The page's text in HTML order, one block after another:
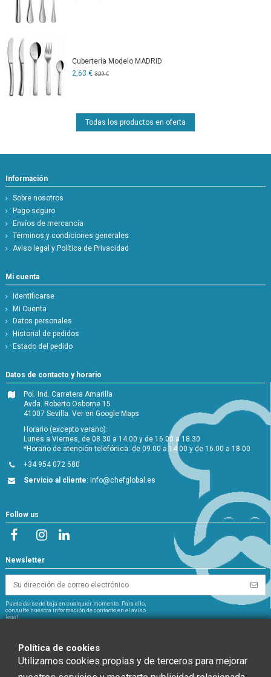
Cubertería Modelo MADRID
2,63 € 3,09 €
Todas los productos en oferta
Información
Sobre nosotros
Pago seguro
Envíos de mercancía
Términos y condiciones generales
Aviso legal y Política de Privacidad
Mi cuenta
Identificarse
Mi Cuenta
Datos personales
Historial de pedidos
Estado del pedido
Datos de contacto y horario
Pol. Ind. Carretera Amarilla
Avda. Roberto Osborne 15
41007 Sevilla.Ver en Google Maps
Horario (excepto verano):
Lunes a Viernes, de 08.30 a 14.00 y de 16.00 a 18.30
*Horario de atención telefónica: de 09.00 a 14.00 y de 16.00 a 18.00
+34 954 072 580
Servicio al cliente:info@chefglobal.es
Follow us
Newsletter
Puede darse de baja en cualquier momento. Para ello,
consulte nuestra información de contacto en el aviso
legal.
Política de cookies
Utilizamos cookies propias y de terceros para mejorar